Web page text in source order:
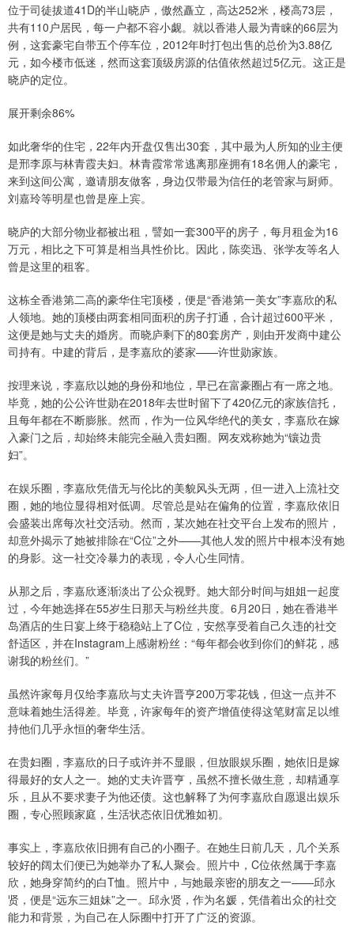
位于司徒拔道41D的半山晓庐，傲然矗立，高达252米，楼高73层，
共有110户居民，每一户都不容小觑。就以香港人最为青睐的66层为
例，这套豪宅自带五个停车位，2012年时打包出售的总价为3.88亿
元，如今楼市低迷，然而这套顶级房源的估值依然超过5亿元。这正是
晓庐的定位。
展开剩余86%
如此奢华的住宅，22年内开盘仅售出30套，其中最为人所知的业主便
是邢李原与林青霞夫妇。林青霞常常逃离那座拥有18名佣人的豪宅，
来到这间公寓，邀请朋友做客，身边仅带最为信任的老管家与厨师。
刘嘉玲等明星也曾是座上宾。
晓庐的大部分物业都被出租，譬如一套300平的房子，每月租金为16
万元，相比之下可算是相当具性价比。因此，陈奕迅、张学友等名人
曾是这里的租客。
这栋全香港第二高的豪华住宅顶楼，便是“香港第一美女”李嘉欣的私
人领地。她的顶楼由两套相同面积的房子打通，合计超过600平米，
这便是她与丈夫的婚房。而晓庐剩下的80套房产，则由开发商中建公
司持有。中建的背后，是李嘉欣的婆家——许世勋家族。
按理来说，李嘉欣以她的身份和地位，早已在富豪圈占有一席之地。
毕竟，她的公公许世勋在2018年去世时留下了420亿元的家族信托，
且每年都在不断膨胀。然而，作为一位风华绝代的美女，李嘉欣在嫁
入豪门之后，却始终未能完全融入贵妇圈。网友戏称她为“镶边贵
妇”。
在娱乐圈，李嘉欣凭借无与伦比的美貌风头无两，但一进入上流社交
圈，她的地位显得相对低调。尽管总是站在偏角的位置，李嘉欣依旧
会盛装出席每次社交活动。然而，某次她在社交平台上发布的照片，
却意外揭示了她被排除在“C位”之外——其他人发的照片中根本没有她
的身影。这一社交冷暴力的表现，令人心生同情。
从那之后，李嘉欣逐渐淡出了公众视野。她大部分时间与姐姐一起度
过，今年她选择在55岁生日那天与粉丝共度。6月20日，她在香港半
岛酒店的生日宴上终于稳稳站上了C位，安然享受着自己久违的社交
舒适区，并在Instagram上感谢粉丝：“每年都会收到你们的鲜花，感
谢我的粉丝们。”
虽然许家每月仅给李嘉欣与丈夫许晋亨200万零花钱，但这一点并不
意味着她生活得差。毕竟，许家每年的资产增值使得这笔财富足以维
持他们几乎永恒的奢华生活。
在贵妇圈，李嘉欣的日子或许并不显眼，但放眼娱乐圈，她依旧是嫁
得最好的女人之一。她的丈夫许晋亨，虽然不擅长做生意，却精通享
乐，且从不要求妻子为他还债。这也解释了为何李嘉欣自愿退出娱乐
圈，专心照顾家庭，生活状态依旧优雅如初。
事实上，李嘉欣依旧拥有自己的小圈子。在她生日前几天，几个关系
较好的阔太们便已为她举办了私人聚会。照片中，C位依然属于李嘉
欣，她身穿简约的白T恤。照片中，与她最亲密的朋友之一——邱永
贤，便是“远东三姐妹”之一。邱永贤，作为名媛，凭借着出众的社交
能力和背景，为自己在人际圈中打开了广泛的资源。